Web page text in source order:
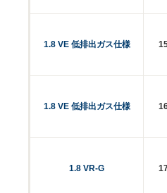
1.8 VE 低排出ガス仕様
1.8 VE 低排出ガス仕様
1.8 VR-G